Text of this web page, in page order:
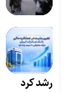
رشد کرد